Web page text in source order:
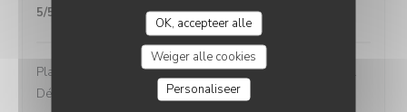
OK, accepteer alle
Weiger alle cookies
Personaliseer
5/5
Plat du jour trio de spécialités du Nord : excellente idée.
Délicieux.